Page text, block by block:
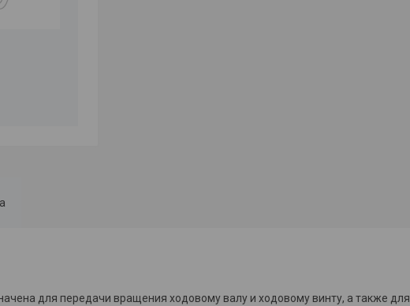
для передачи вращения ходовому валу и ходовому винту, а также для